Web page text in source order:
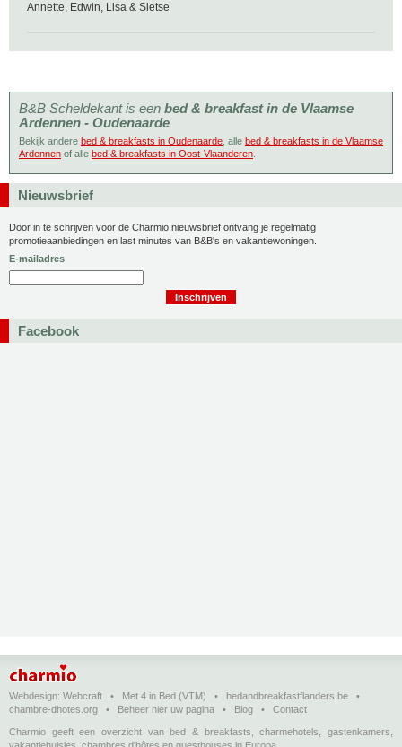
Annette, Edwin, Lisa & Sietse
B&B Scheldekant is een bed & breakfast in de Vlaamse
Ardennen - Oudenaarde
Bekijk andere bed & breakfasts in Oudenaarde , alle bed & breakfasts in de Vlaamse
Ardennen of alle bed & breakfasts in Oost-Vlaanderen
Nieuwsbrief
Door in te schrijven voor de Charmio nieuwsbrief ontvang je regelmatig
promotieaanbiedingen en last minutes van B&B's en vakantiewoningen.
E-mailadres
Facebook
Webdesign: Webcraft • Met 4 in Bed (VTM) • bedandbreakfastflanders.be •
chambre-dhotes.org • Beheer hier uw pagina • Blog • Contact
Charmio geeft een overzicht van bed & breakfasts, charmehotels, gastenkamers,